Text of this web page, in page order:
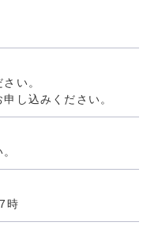
い。
し込みください。
時